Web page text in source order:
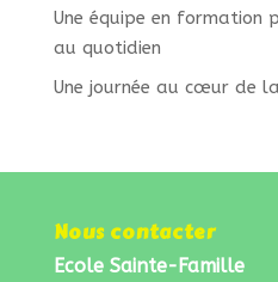
Une équipe en formation
au quotidien
Une journée au cœur de
Nous contacter
Ecole Sainte-Famille